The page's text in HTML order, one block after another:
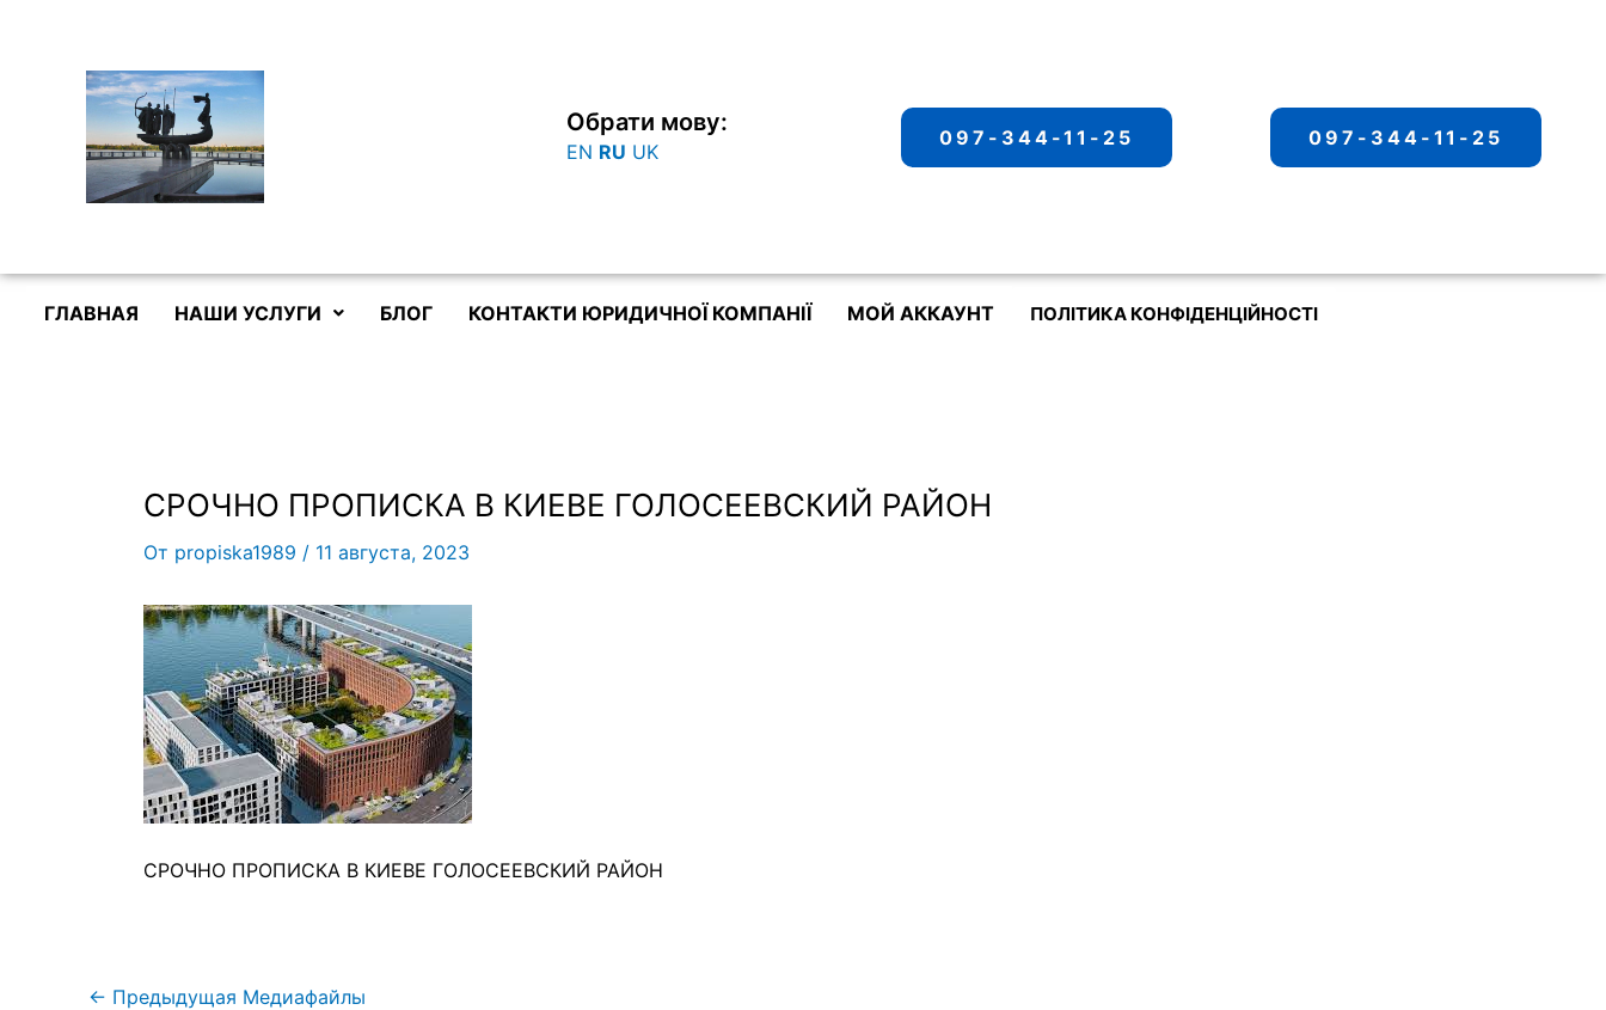
содержимому
Обрати мову:
EN RU UK
097-344-11-25 097-344-11-25
ГЛАВНАЯ НАШИ УСЛУГИ БЛОГ КОНТАКТИ ЮРИДИЧНОЇ КОМПАНІЇ МОЙ АККАУНТ ПОЛІТИКА КОНФІДЕНЦІЙНОСТІ
СРОЧНО ПРОПИСКА В КИЕВЕ ГОЛОСЕЕВСКИЙ РАЙОН
От propiska1989 / 11 августа, 2023
СРОЧНО ПРОПИСКА В КИЕВЕ ГОЛОСЕЕВСКИЙ РАЙОН
← Предыдущая Медиафайлы